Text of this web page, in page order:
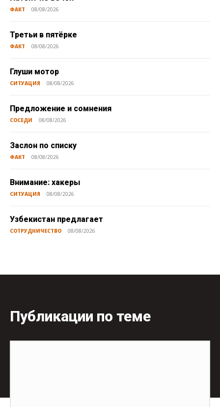
ФАКТ 08/08/2026
Третьи в пятёрке
ФАКТ 08/08/2026
Глуши мотор
СИТУАЦИЯ 08/08/2026
Предложение и сомнения
СОСЕДИ 08/08/2026
Заслон по списку
ФАКТ 08/08/2026
Внимание: хакеры
СИТУАЦИЯ 08/08/2026
Узбекистан предлагает
СОТРУДНИЧЕСТВО 08/08/2026
Публикации по теме